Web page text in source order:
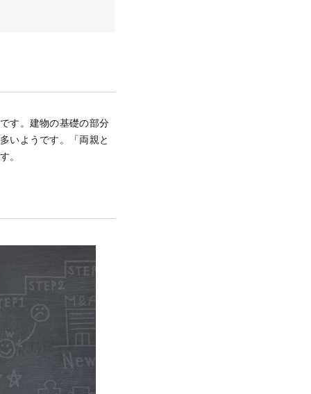
す。建物の基礎の部分
いようです。「両親と
。